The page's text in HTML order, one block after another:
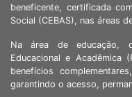
beneficente, certificada
Social (CEBAS), nas áreas
Na área de educação,
Educacional e Acadêmica
benefícios
garantindo o acesso,